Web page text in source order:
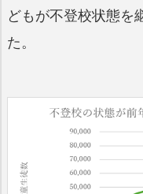
どもが不登校状態を
た。